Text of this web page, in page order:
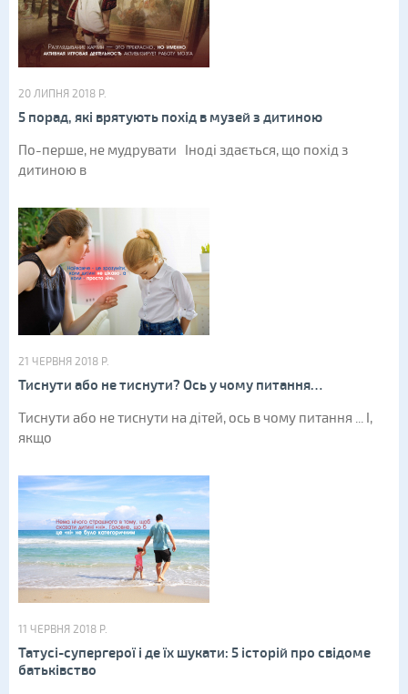
20 ЛИПНЯ 2018 Р.
5 порад, які врятують похід в музей з дитиною
По-перше, не мудрувати Іноді здається, що похід з
дитиною в
21 ЧЕРВНЯ 2018 Р.
Тиснути або не тиснути? Ось у чому питання…
Тиснути або не тиснути на дітей, ось в чому питання ... І,
якщо
11 ЧЕРВНЯ 2018 Р.
Татусі-супергерої і де їх шукати: 5 історій про свідоме
батьківство